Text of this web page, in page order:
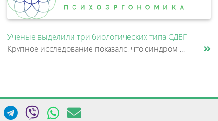
Ученые выделили три биологических типа СДВГ
Крупное исследование показало, что синдром дефицита внимания и гиперактивности (СДВГ) может включать не два, а три биоло......